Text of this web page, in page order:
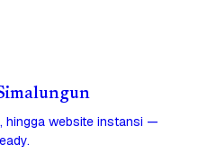
hingga website instansi —